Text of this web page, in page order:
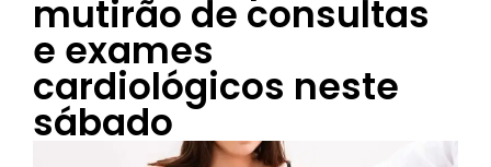
mutirão de consultas
e exames
cardiológicos neste
sábado